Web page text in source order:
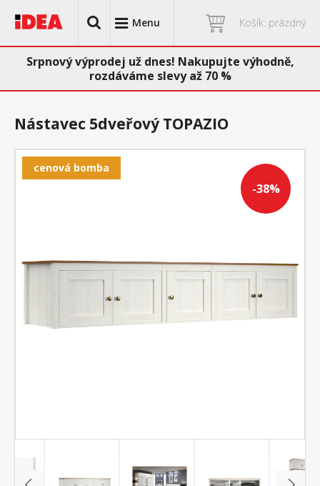
Menu Košík: prázdný
Srpnový výprodej už dnes! Nakupujte výhodně,
rozdáváme slevy až 70 %
-38%
cenová bomba
Nástavec 5dveřový TOPAZIO